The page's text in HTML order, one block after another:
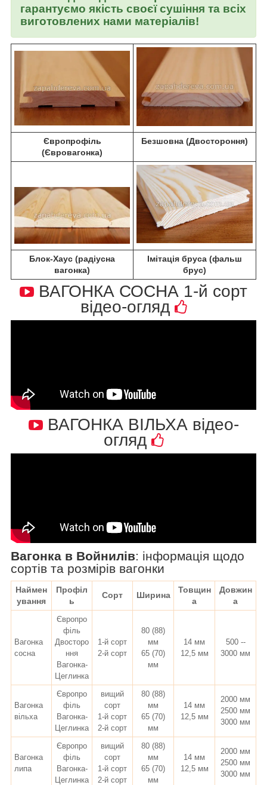
гарантуємо якість своєї сушіння та всіх
виготовлених нами матеріалів!
Європрофіль
(Євровагонка)
Безшовна (Двостороння)
Блок-Хаус (радіусна
вагонка)
Імітація бруса (фальш
брус)
ВАГОНКА СОСНА 1-й сорт
відео-огляд
ВАГОНКА ВІЛЬХА відео-
огляд
Вагонка в Войнилів: інформація щодо
сортів та розмірів вагонки
Наймен
ування
Профіл
ь
Сорт Ширина
Товщин
а
Довжин
а
Вагонка
сосна
Європро
філь
Двосторо
ння
Вагонка-
Цеглинка
1-й сорт
2-й сорт
80 (88)
мм
65 (70)
мм
14 мм
12,5 мм
500 --
3000 мм
Вагонка
вільха
Європро
філь
Вагонка-
Цеглинка
вищий
сорт
1-й сорт
2-й сорт
80 (88)
мм
65 (70)
мм
14 мм
12,5 мм
2000 мм
2500 мм
3000 мм
Вагонка
липа
Європро
філь
Вагонка-
Цеглинка
вищий
сорт
1-й сорт
2-й сорт
80 (88)
мм
65 (70)
мм
14 мм
12,5 мм
2000 мм
2500 мм
3000 мм